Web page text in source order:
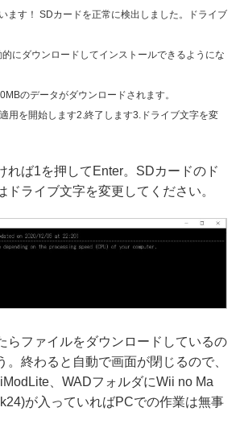
ます！ SDカードを正常に検出しました。ドライブ
にダウンロードしてインストールできるようにな
のデータがダウンロードされます。
用を開始します2.終了します3.ドライブ文字を変
れば1を押してEnter。SDカードのド
ドライブ文字を変更してください。
らファイルをダウンロードしているの
。終わると自動で画面が閉じるので、
、WADフォルダにWii no Ma
が入っていればPCでの作業は無事